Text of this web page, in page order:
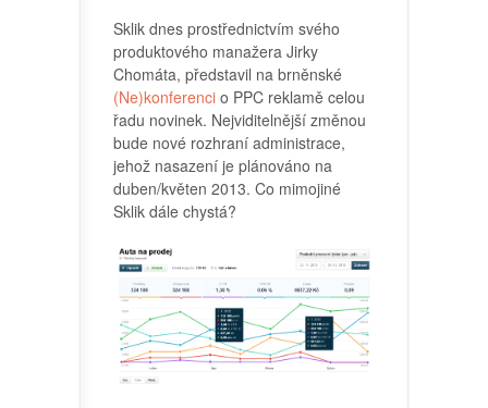
Sklik dnes prostřednictvím svého
produktového manažera Jirky
Chomáta, představil na brněnské
(Ne)konferenci o PPC reklamě celou
řadu novinek. Nejviditelnější změnou
bude nové rozhraní administrace,
jehož nasazení je plánováno na
duben/květen 2013. Co mimojiné
Sklik dále chystá?